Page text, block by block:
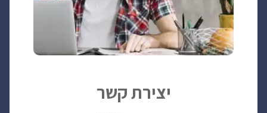
יצירת קשר